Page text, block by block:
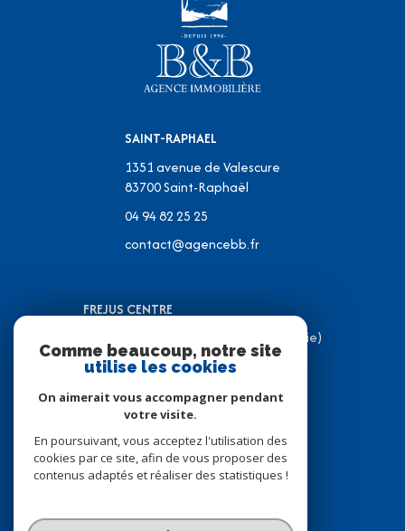
SAINT-RAPHAEL
1351 avenue de Valescure
83700Saint-Raphaël
04 94 82 25 25
contact@agencebb.fr
FREJUS CENTRE
31 Place J.C Formigé (Place de la Mairie)
83600 Fréjus
contact@agencebb.fr
© 2026 | Tous droits réservés
Comme beaucoup, notre site
utilise les cookies
On aimerait vous accompagner pendant
votre visite.
En poursuivant, vous acceptez l'utilisation des
cookies par ce site, afin de vous proposer des
contenus adaptés et réaliser des statistiques !